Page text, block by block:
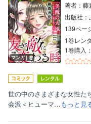
マンガ｜巻
著者：藤
出版社：
139ペー
1巻レン
1巻購入
世の中のさまざまな女性た
会派＜ヒューマ…もっと見